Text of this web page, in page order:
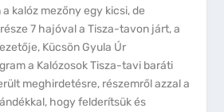
kalóz mezőny egy kicsi, de
7 hajóval a Tisza-tavon járt, a
Kücsön Gyula Úr
a Kalózosok Tisza-tavi baráti
meghirdetésre, részemről azzal a
hogy felderítsük és